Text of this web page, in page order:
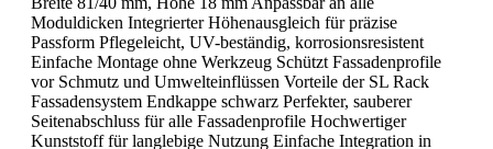
Moduldicken Integrierter Höhenausgleich für präzise
Passform Pflegeleicht, UV-beständig, korrosionsresistent
Einfache Montage ohne Werkzeug Schützt Fassadenprofile
vor Schmutz und Umwelteinflüssen Vorteile der SL Rack
Fassadensystem Endkappe schwarz Perfekter, sauberer
Seitenabschluss für alle Fassadenprofile Hochwertiger
Kunststoff für langlebige Nutzung Einfache Integration in